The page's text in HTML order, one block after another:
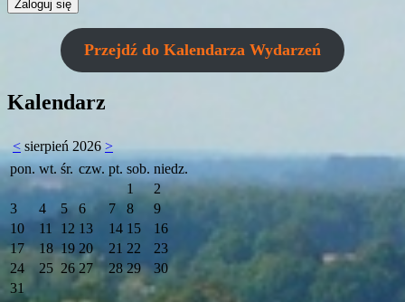
Przejdź do Kalendarza Wydarzeń
Kalendarz
< sierpień 2026 >
pon. wt. śr. czw. pt. sob. niedz.
1
2
3
4 5 6 7 8
9
10
11 12 13 14 15
16
17
18 19 20 21 22
23
24
25 26 27 28 29
30
31